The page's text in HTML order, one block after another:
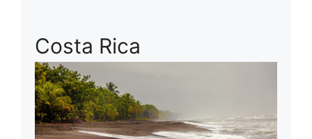
Costa Rica